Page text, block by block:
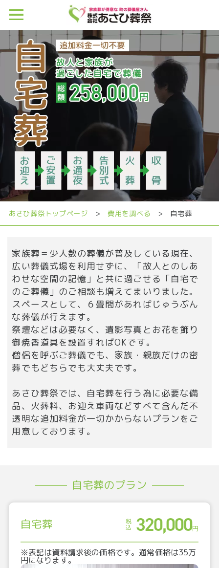
あさひ葬祭トップページ > 費用を調べる > 自宅葬
家族葬＝少人数の葬儀が普及している現在、
広い葬儀式場を利用せずに、「故人とのしあ
わせな空間の記憶」と共に過ごせる「自宅で
のご葬儀」のご相談も増えてまいりました。
スペースとして、６畳間があればじゅうぶん
な葬儀が行えます。
祭壇などは必要なく、遺影写真とお花を飾り
御焼香道具を設置すればOKです。
僧侶を呼ぶご葬儀でも、家族・親族だけの密
葬でもどちらでも大丈夫です。
あさひ葬祭では、自宅葬を行う為に必要な備
品、火葬料、お迎え車両などすべて含んだ不
透明な追加料金が一切かからないプランをご
用意しております。
自宅葬のプラン
自宅葬 税込 320,000円
※表記は資料請求後の価格です。通常価格は35万
円になります。